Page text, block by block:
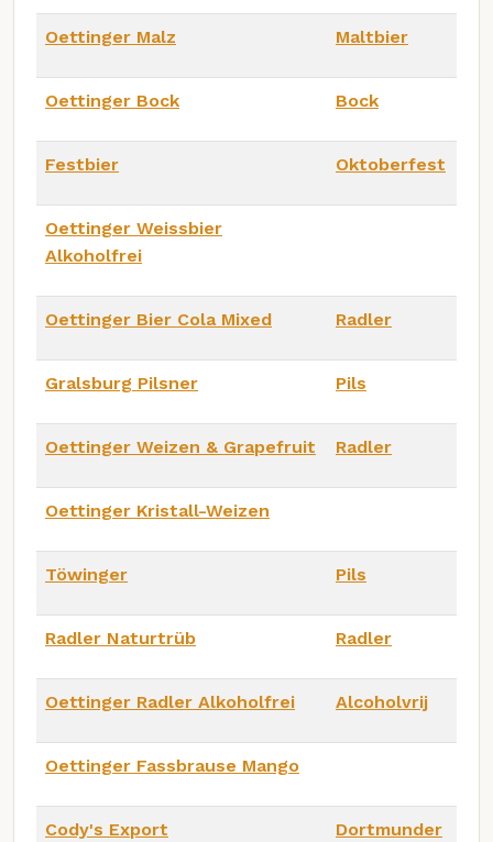
Oettinger Malz Maltbier
Oettinger Bock Bock
Festbier Oktoberfest
Oettinger Weissbier
Alkoholfrei
Oettinger Bier Cola Mixed Radler
Gralsburg Pilsner Pils
Oettinger Weizen & Grapefruit Radler
Oettinger Kristall-Weizen
Töwinger Pils
Radler Naturtrüb Radler
Oettinger Radler Alkoholfrei Alcoholvrij
Oettinger Fassbrause Mango
Cody's Export
Dortmunder